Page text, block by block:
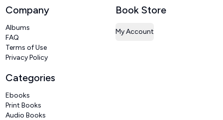
Company
Albums
FAQ
Terms of Use
Privacy Policy
Book Store
My Account
Categories
Ebooks
Print Books
Audio Books